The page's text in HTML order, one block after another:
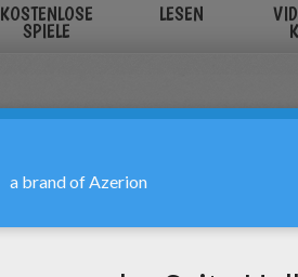
KOSTENLOSE
SPIELE
LESEN